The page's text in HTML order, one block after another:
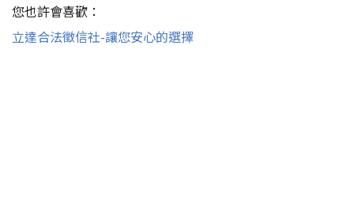
您也許會喜歡：
立達合法徵信社-讓您安心的選擇